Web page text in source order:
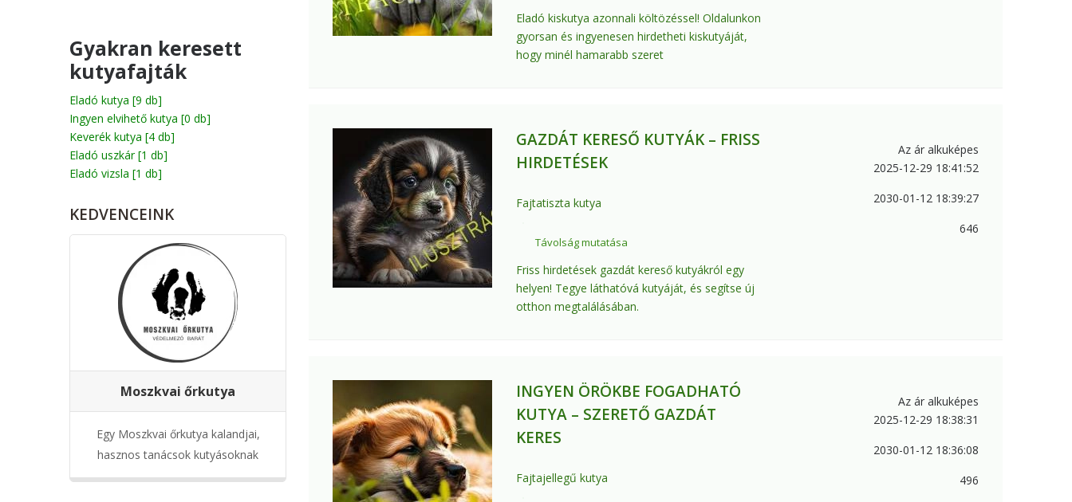
Eladó kiskutya azonnali költözéssel! Oldalunkon
gyorsan és ingyenesen hirdetheti kiskutyáját,
hogy minél hamarabb szeret
GAZDÁT KERESŐ KUTYÁK – FRISS
HIRDETÉSEK
Fajtatiszta kutya
Távolság mutatása
Friss hirdetések gazdát kereső kutyákról egy
helyen! Tegye láthatóvá kutyáját, és segítse új
otthon megtalálásában.
Az ár alkuképes
2025-12-29 18:41:52
2030-01-12 18:39:27
646
INGYEN ÖRÖKBE FOGADHATÓ
KUTYA – SZERETŐ GAZDÁT
KERES
Fajtajellegű kutya
Az ár alkuképes
2025-12-29 18:38:31
2030-01-12 18:36:08
496
Gyakran keresett
kutyafajták
Eladó kutya [9 db]
Ingyen elvihető kutya [0 db]
Keverék kutya [4 db]
Eladó uszkár[1 db]
Eladó vizsla [1 db]
KEDVENCEINK
Moszkvai őrkutya
Egy Moszkvai őrkutya kalandjai,
hasznos tanácsok kutyásoknak